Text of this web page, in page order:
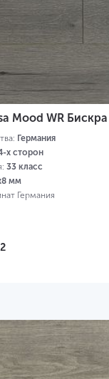
Mood WR
Германия
х сторон
33 класс
мм
Германия